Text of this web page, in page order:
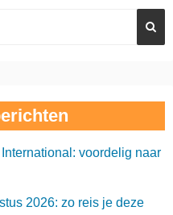
voordelig naar
2026: zo reis je deze